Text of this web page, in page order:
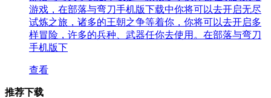
游戏，在部落与弯刀手机版下载中你将可以去开启无尽
试炼之旅，诸多的王朝之争等着你，你将可以去开启多
样冒险，许多的兵种、武器任你去使用。在部落与弯刀
手机版下
查看
推荐下载